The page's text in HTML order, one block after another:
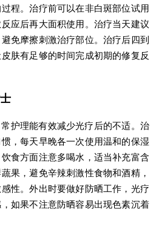
程。治疗前可以在非白斑部位试用
应后再大面积使用。治疗当天建议
免摩擦刺激治疗部位。治疗后四到
肤有足够的时间完成初期的修复反
护理能有效减少光疗后的不适。治
，每天早晚各一次使用温和的保湿
食方面注意多喝水，适当补充富含
果，避免辛辣刺激性食物和酒精，
性。外出时要做好防晒工作，光疗
如果不注意防晒容易出现色素沉着